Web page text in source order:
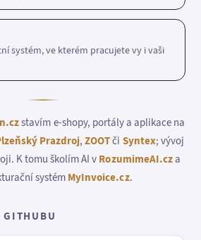
systém, ve kterém pracujete vy i vaši
stavím e-shopy, portály a aplikace na
Prazdroj,ZOOTči Syntex; vývoj
K tomu školím AI v RozumimeAI.cza
systém MyInvoice.cz.
GITHUBU